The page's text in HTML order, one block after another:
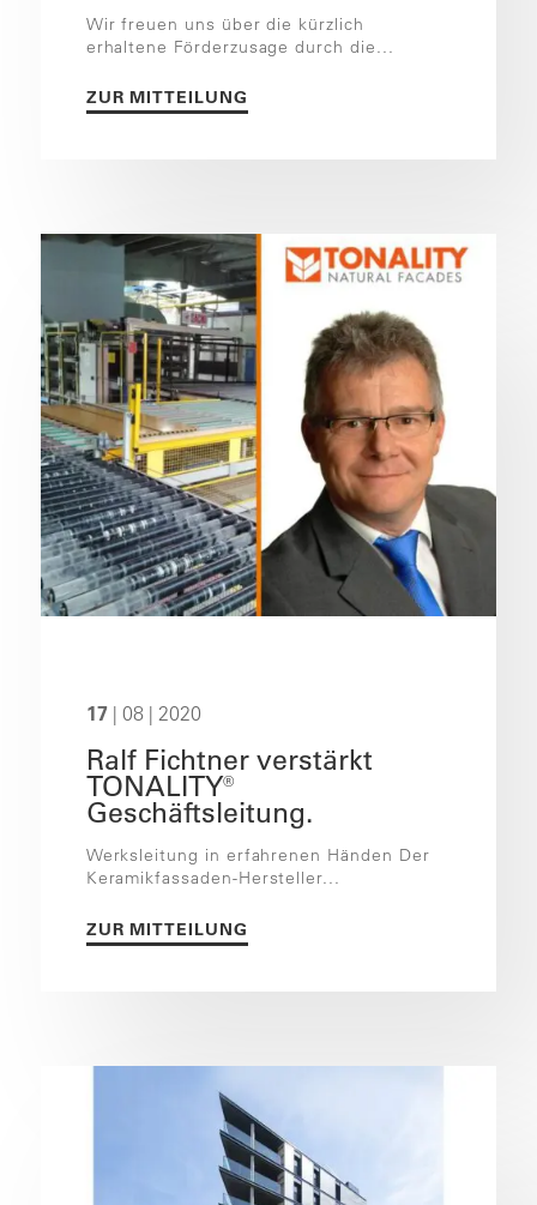
Wir freuen uns über die kürzlich
erhaltene Förderzusage durch die...
ZUR MITTEILUNG
17| 08 | 2020
Ralf Fichtner verstärkt
TONALITY®
Geschäftsleitung.
Werksleitung in erfahrenen Händen Der
Keramikfassaden-Hersteller...
ZUR MITTEILUNG